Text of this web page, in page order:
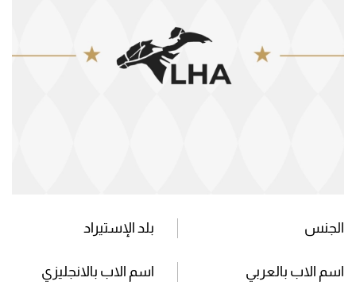
الجنس بلد الإستيراد
اسم الاب بالعربي اسم الاب بالانجليزي